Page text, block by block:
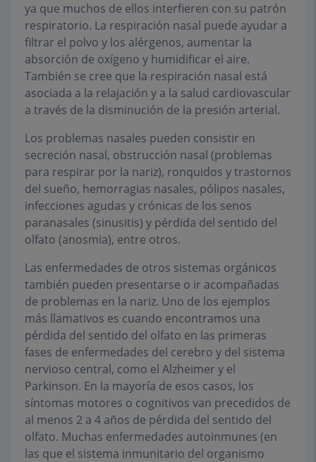
ya que muchos de ellos interfieren con su patrón
respiratorio. La respiración nasal puede ayudar a
filtrar el polvo y los alérgenos, aumentar la
absorción de oxígeno y humidificar el aire.
También se cree que la respiración nasal está
asociada a la relajación y a la salud cardiovascular
a través de la disminución de la presión arterial.
Los problemas nasales pueden consistir en
secreción nasal, obstrucción nasal (problemas
para respirar por la nariz), ronquidos y trastornos
del sueño, hemorragias nasales, pólipos nasales,
infecciones agudas y crónicas de los senos
paranasales (sinusitis) y pérdida del sentido del
olfato (anosmia), entre otros.
Las enfermedades de otros sistemas orgánicos
también pueden presentarse o ir acompañadas
de problemas en la nariz. Uno de los ejemplos
más llamativos es cuando encontramos una
pérdida del sentido del olfato en las primeras
fases de enfermedades del cerebro y del sistema
nervioso central, como el Alzheimer y el
Parkinson. En la mayoría de esos casos, los
síntomas motores o cognitivos van precedidos de
al menos 2 a 4 años de pérdida del sentido del
olfato. Muchas enfermedades autoinmunes (en
las que el sistema inmunitario del organismo